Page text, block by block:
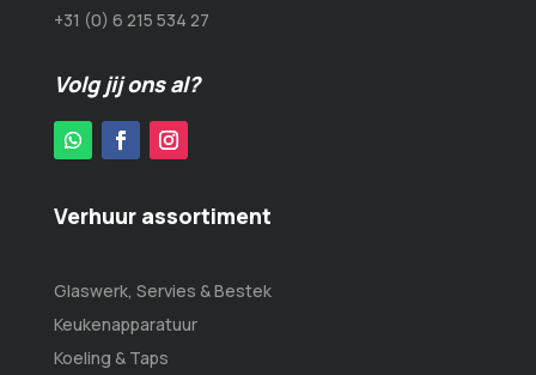
+31 (0) 6 215 534 27
Volg jij ons al?
Verhuur assortiment
Glaswerk, Servies & Bestek
Keukenapparatuur
Koeling & Taps